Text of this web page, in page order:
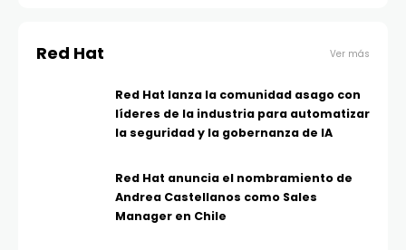
Red Hat Ver más
Red Hat lanza la comunidad asago con
líderes de la industria para automatizar
la seguridad y la gobernanza de IA
Red Hat anuncia el nombramiento de
Andrea Castellanos como Sales
Manager en Chile